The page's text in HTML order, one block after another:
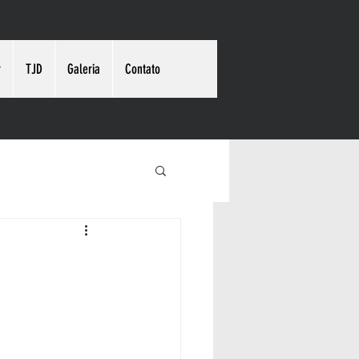
TJD Galeria Contato